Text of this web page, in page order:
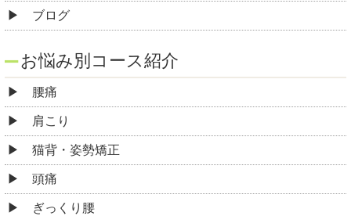
ブログ
お悩み別コース紹介
腰痛
肩こり
猫背・姿勢矯正
頭痛
ぎっくり腰